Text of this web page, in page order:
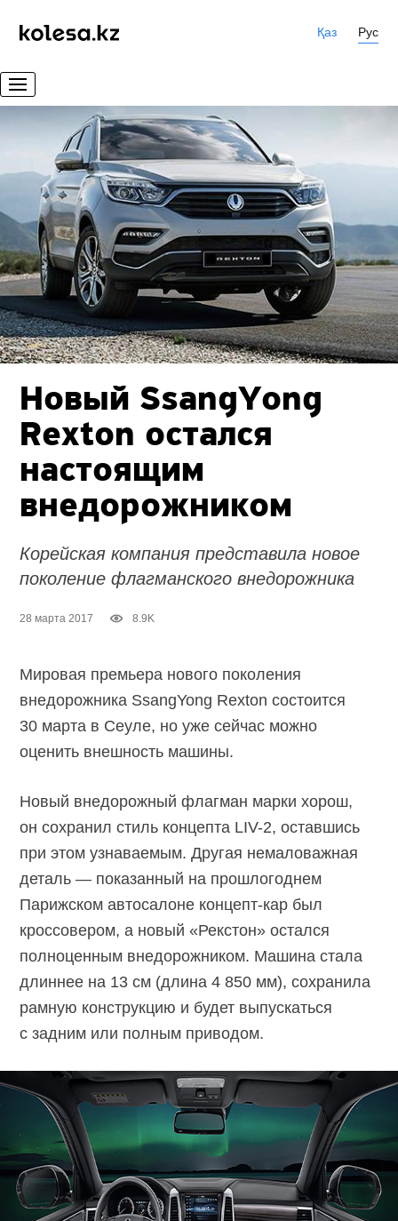
Қаз Рус
Новый SsangYong
Rexton остался
настоящим
внедорожником
Корейская компания представила новое
поколение флагманского внедорожника
28 марта 2017 8.9K
Мировая премьера нового поколения
внедорожника SsangYong Rexton состоится
30 марта в Сеуле, но уже сейчас можно
оценить внешность машины.
Новый внедорожный флагман марки хорош,
он сохранил стиль концепта LIV-2, оставшись
при этом узнаваемым. Другая немаловажная
деталь — показанный на прошлогоднем
Парижском автосалоне концепт-кар был
кроссовером, а новый «Рекстон» остался
полноценным внедорожником. Машина стала
длиннее на 13 см (длина 4 850 мм), сохранила
рамную конструкцию и будет выпускаться
с задним или полным приводом.